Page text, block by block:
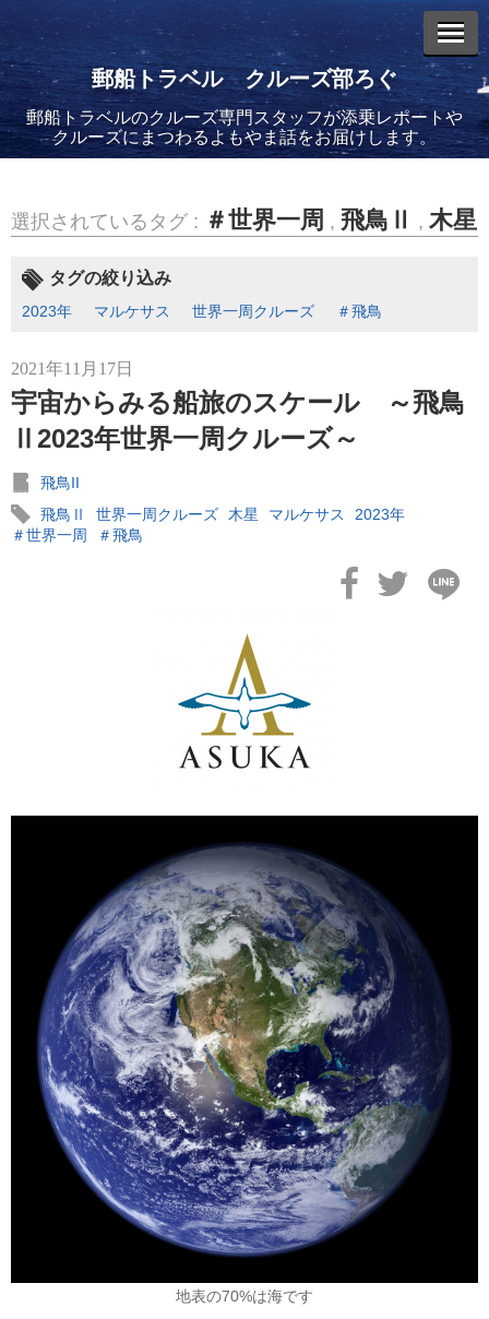
郵船トラベル クルーズ部ろぐ
郵船トラベルのクルーズ専門スタッフが添乗レポートや
クルーズにまつわるよもやま話をお届けします。
選択されているタグ : ＃世界一周 , 飛鳥Ⅱ , 木星
タグの絞り込み
2023年 マルケサス 世界一周クルーズ ＃飛鳥
2021年11月17日
宇宙からみる船旅のスケール ～飛鳥
Ⅱ2023年世界一周クルーズ～
飛鳥II
飛鳥Ⅱ
世界一周クルーズ 木星 マルケサス
2023年
＃世界一周
＃飛鳥
地表の70%は海です
エントリーリスト
2026年08月06日
バイキング・エデンに乗船してきました！(2)
2026年08月05日
バイキング・エデンに乗船してきました！(1)
飛鳥II アジアグランドクルーズおかえりなさい！
2026年02月04日
飛鳥II 小山薫堂×飛鳥II～洋上の大人の文化祭～本日発売です
2026年01月30日
飛鳥II シンガポール寄港中です！
カテゴリーリスト
ねずみ君のつぶやき♪